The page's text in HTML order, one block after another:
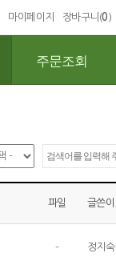
마이페이지 장바구니(0)
주문조회
파일 글쓴이
- 정지숙